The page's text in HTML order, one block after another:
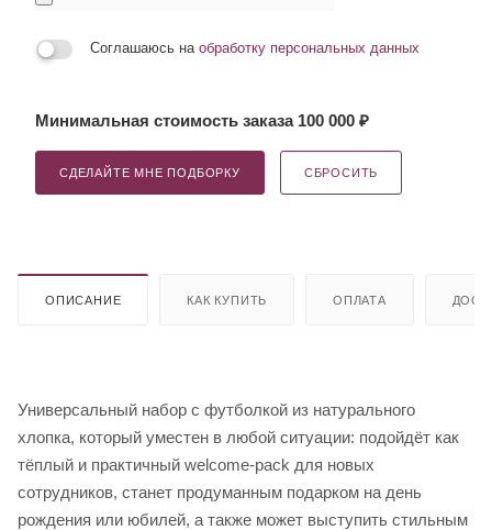
Соглашаюсь на обработку персональных данных
Минимальная стоимость заказа 100 000 ₽
СДЕЛАЙТЕ МНЕ ПОДБОРКУ СБРОСИТЬ
ОПИСАНИЕ КАК КУПИТЬ ОПЛАТА
Универсальный набор с футболкой из натурального
хлопка, который уместен в любой ситуации: подойдёт как
тёплый и практичный welcome-pack для новых
сотрудников, станет продуманным подарком на день
рождения или юбилей, а также может выступить стильным